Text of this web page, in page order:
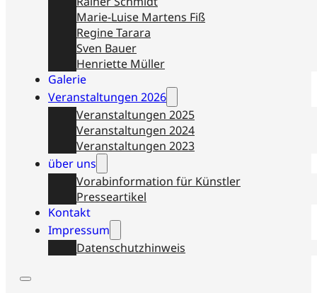
Marie-Luise Martens Fiß
Regine Tarara
Sven Bauer
Henriette Müller
Galerie
Veranstaltungen 2026
Veranstaltungen 2025
Veranstaltungen 2024
Veranstaltungen 2023
über uns
Vorabinformation für Künstler
Presseartikel
Kontakt
Impressum
Datenschutzhinweis